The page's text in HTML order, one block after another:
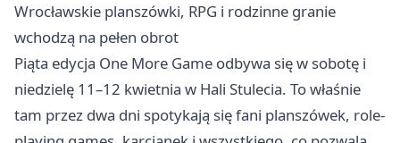
Wrocławskie planszówki, RPG i rodzinne granie
wchodzą na pełen obrot
Piąta edycja One More Game odbywa się w sobotę i
niedzielę 11–12 kwietnia w Hali Stulecia. To właśnie
tam przez dwa dni spotykają się fani planszówek, role-